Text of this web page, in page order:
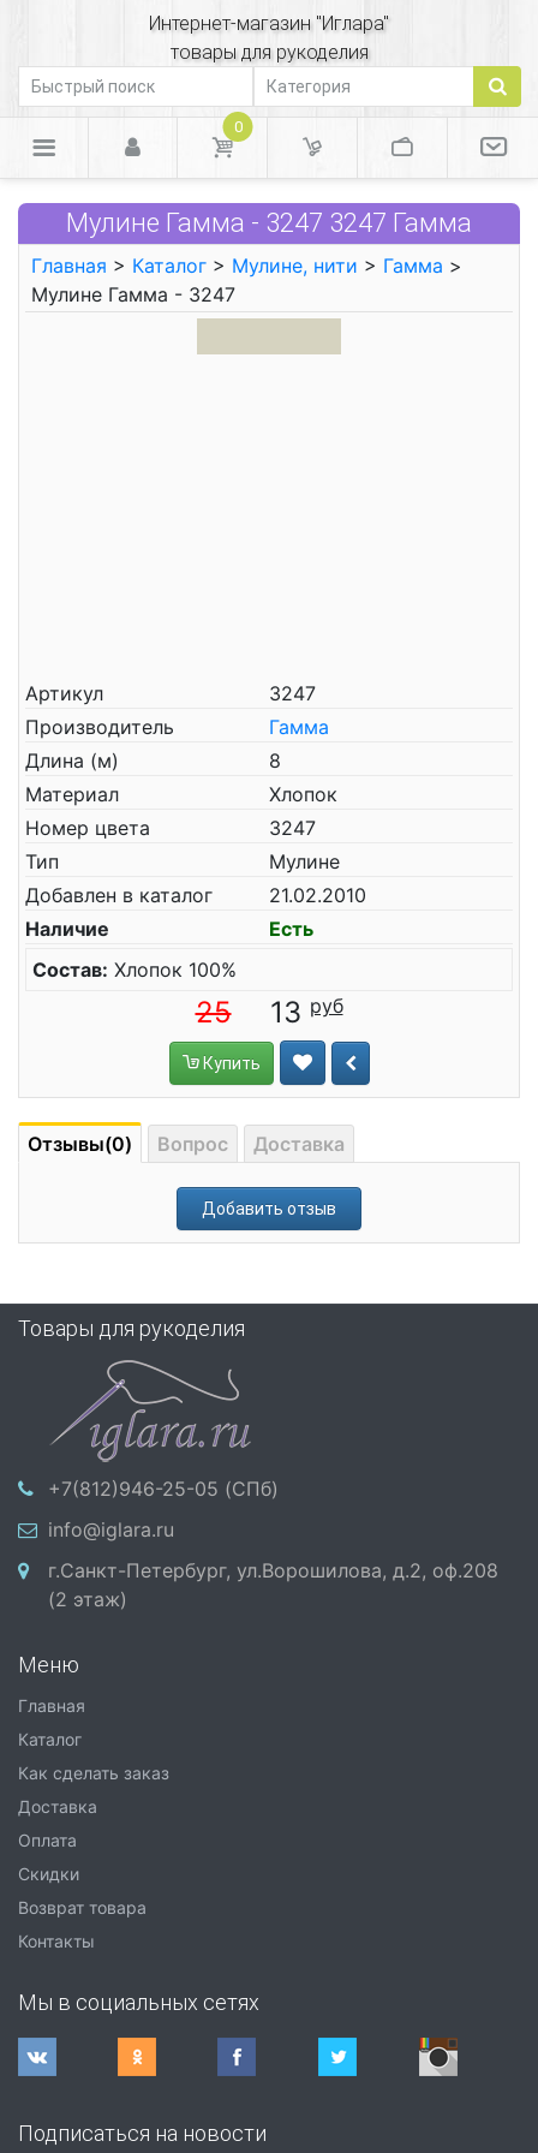
Интернет-магазин "Иглара"
товары для рукоделия
0
Мулине Гамма - 3247 3247 Гамма
Главная > Каталог > Мулине, нити > Гамма >
Мулине Гамма - 3247
Артикул
3247
Производитель
Гамма
Длина (м)
8
Материал
Хлопок
Номер цвета
3247
Тип
Мулине
Добавлен в каталог
21.02.2010
Наличие
Есть
Состав: Хлопок 100%
25 13
Купить
Отзывы(0) Вопрос Доставка
Добавить отзыв
Товары для рукоделия
+7(812)946-25-05 (СПб)
info@iglara.ru
г.Санкт-Петербург, ул.Ворошилова, д.2, оф.208
(2 этаж)
Меню
Главная
Каталог
Как сделать заказ
Доставка
Оплата
Скидки
Возврат товара
Контакты
Мы в социальных сетях
Подписаться на новости